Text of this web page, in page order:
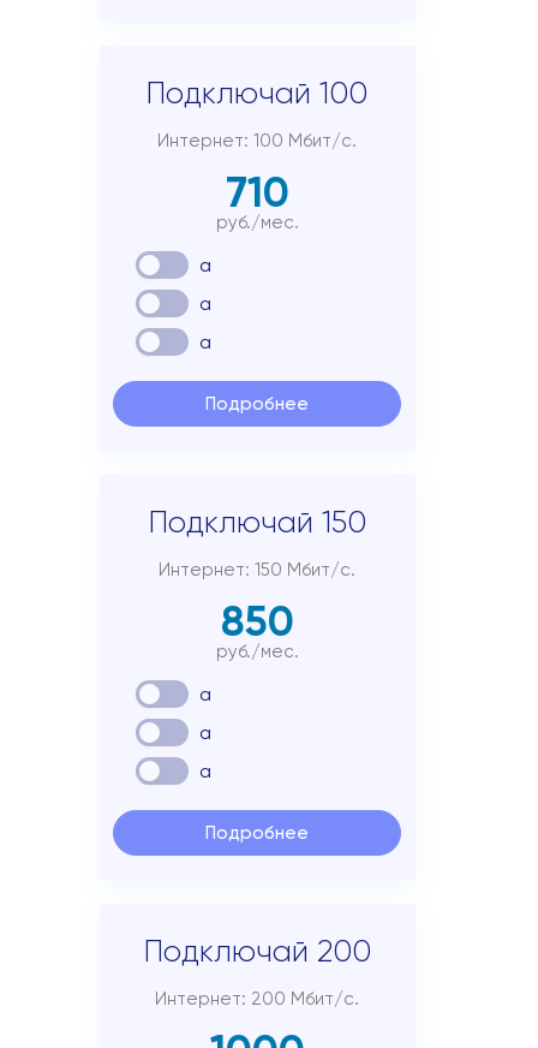
Подключай 100
Интернет: 100 Мбит/с.
710
руб./мес.
a
a
a
Подробнее
Подключай 150
Интернет: 150 Мбит/с.
850
руб./мес.
a
a
a
Подробнее
Подключай 200
Интернет: 200 Мбит/с.